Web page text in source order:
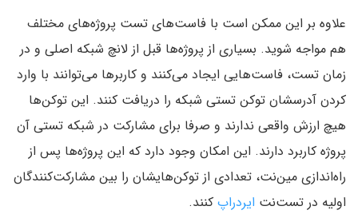
علاوه بر این ممکن است با فاست‌های تست پروژه‌های مختلف
هم مواجه شوید. بسیاری از پروژه‌ها قبل از لانچ شبکه اصلی و در
زمان تست، فاست‌هایی ایجاد می‌کنند و کاربرها می‌توانند با وارد
کردن آدرسشان توکن تستی شبکه را دریافت کنند. این توکن‌ها
هیچ ارزش واقعی ندارند و صرفا برای مشارکت در شبکه تستی آن
پروژه کاربرد دارند. این امکان وجود دارد که این پروژه‌ها پس از
راه‌اندازی مین‌نت، تعدادی از توکن‌هایشان را بین مشارکت‌کنندگان
اولیه در تست‌نت ایردراپ کنند.